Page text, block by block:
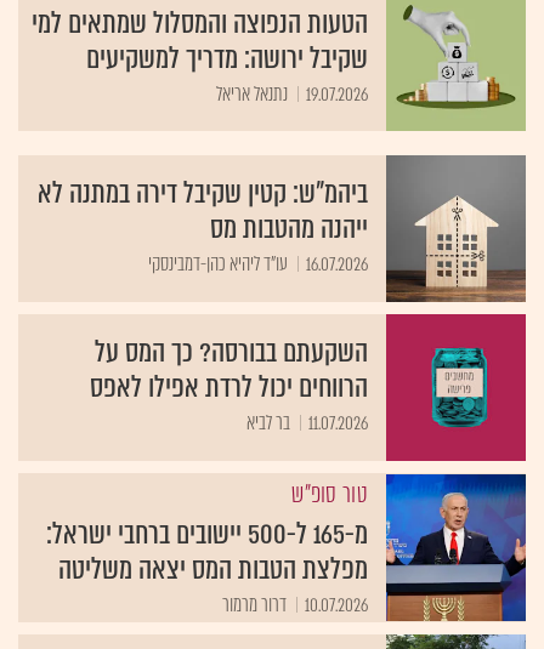
הטעות הנפוצה והמסלול שמתאים למי
שקיבל ירושה: מדריך למשקיעים
19.07.2026 נתנאל אריאל
ביהמ"ש: קטין שקיבל דירה במתנה לא
ייהנה מהטבות מס
16.07.2026 עו"ד ליהיא כהן-דמבינסקי
השקעתם בבורסה? כך המס על
הרווחים יכול לרדת אפילו לאפס
11.07.2026 בר לביא
טור סופ"ש
מ-165 ל-500 יישובים ברחבי ישראל:
מפלצת הטבות המס יצאה משליטה
10.07.2026 דרור מרמור